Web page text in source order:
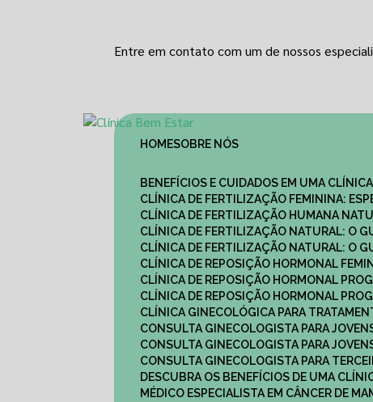
Entre em contato com um de nossos
HOME
SOBRE NÓS
BENEFÍCIOS E CUIDADOS EM UMA
CLÍNICA DE FERTILIZAÇÃO FEMININA:
CLÍNICA DE FERTILIZAÇÃO HUMANA
CLÍNICA DE FERTILIZAÇÃO NATURAL: O
CLÍNICA DE FERTILIZAÇÃO NATURAL: O
CLÍNICA DE REPOSIÇÃO HORMONAL
CLÍNICA DE REPOSIÇÃO HORMONAL
CLÍNICA DE REPOSIÇÃO HORMONAL
CLÍNICA GINECOLÓGICA PARA
CONSULTA GINECOLOGISTA PARA
CONSULTA GINECOLOGISTA PARA
CONSULTA GINECOLOGISTA PARA
DESCUBRA OS BENEFÍCIOS DE UMA
MÉDICO ESPECIALISTA EM CÂNCER DE